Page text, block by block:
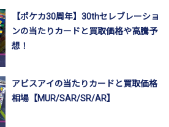
【ポケカ30周年】30thセレブレーショ
ンの当たりカードと買取価格や高騰予
想！
アビスアイの当たりカードと買取価格
相場【MUR/SAR/SR/AR】